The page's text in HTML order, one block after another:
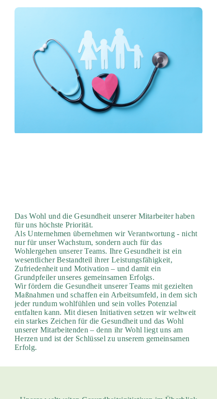
Das Wohl und die Gesundheit unserer Mitarbeiter haben
für uns höchste Priorität.
Als Unternehmen übernehmen wir Verantwortung - nicht
nur für unser Wachstum, sondern auch für das
Wohlergehen unserer Teams. Ihre Gesundheit ist ein
wesentlicher Bestandteil ihrer Leistungsfähigkeit,
Zufriedenheit und Motivation – und damit ein
Grundpfeiler unseres gemeinsamen Erfolgs.
Wir fördern die Gesundheit unserer Teams mit gezielten
Maßnahmen und schaffen ein Arbeitsumfeld, in dem sich
jeder rundum wohlfühlen und sein volles Potenzial
entfalten kann. Mit diesen Initiativen setzen wir weltweit
ein starkes Zeichen für die Gesundheit und das Wohl
unserer Mitarbeitenden – denn ihr Wohl liegt uns am
Herzen und ist der Schlüssel zu unserem gemeinsamen
Erfolg.